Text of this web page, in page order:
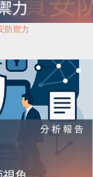
防禦力